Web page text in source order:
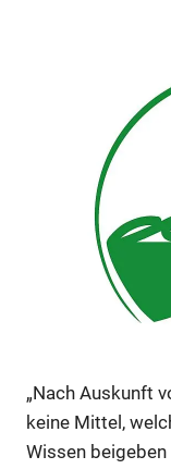
„Nach Auskunft
keine Mittel,
Wissen beigeben